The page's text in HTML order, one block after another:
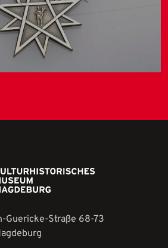
Guericke-Straße 68-73